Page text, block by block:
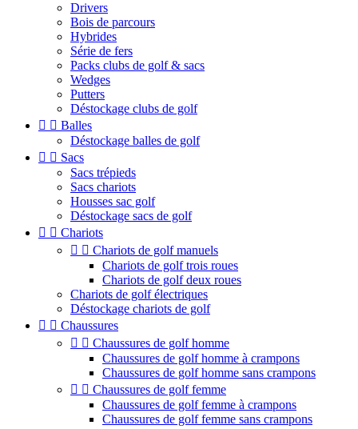
Drivers
Bois de parcours
Hybrides
Série de fers
Packs clubs de golf & sacs
Wedges
Putters
Déstockage clubs de golf
  Balles
Déstockage balles de golf
  Sacs
Sacs trépieds
Sacs chariots
Housses sac golf
Déstockage sacs de golf
  Chariots
  Chariots de golf manuels
Chariots de golf trois roues
Chariots de golf deux roues
Chariots de golf électriques
Déstockage chariots de golf
  Chaussures
  Chaussures de golf homme
Chaussures de golf homme à crampons
Chaussures de golf homme sans crampons
  Chaussures de golf femme
Chaussures de golf femme à crampons
Chaussures de golf femme sans crampons